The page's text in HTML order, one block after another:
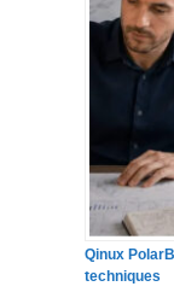
Qinux
techniques